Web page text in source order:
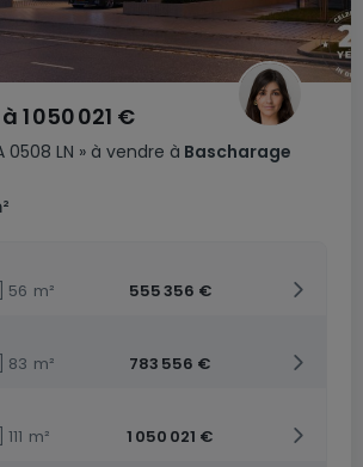
0508 LN » à vendre à Bascharage
à 1 050 021 €
56 m²
555 356 €
83 m²
783 556 €
111 m²
1 050 021 €